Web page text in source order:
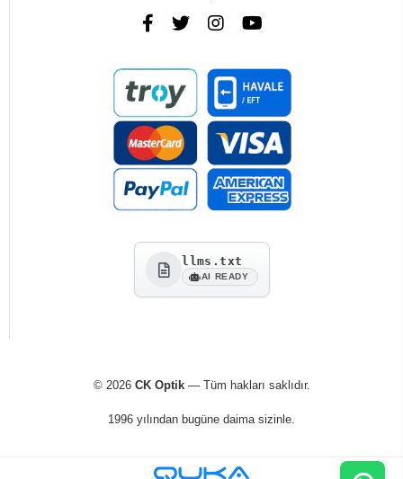
llms.txt
AI READY
© 2026 CK Optik— Tüm hakları saklıdır.
1996 yılından bugüne daima sizinle.